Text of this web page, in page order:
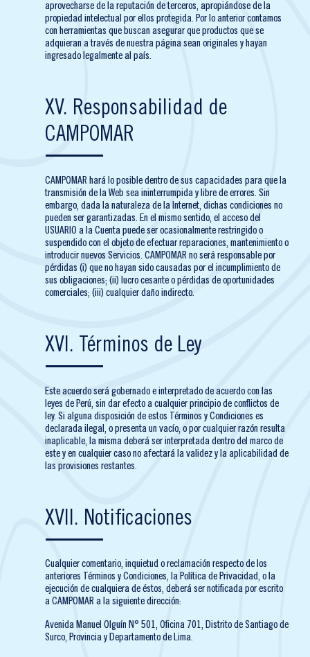
aprovecharse de la reputación de terceros, apropiándose de la
propiedad intelectual por ellos protegida. Por lo anterior contamos
con herramientas que buscan asegurar que productos que se
adquieran a través de nuestra página sean originales y hayan
ingresado legalmente al país.
XV. Responsabilidad de
CAMPOMAR
CAMPOMAR hará lo posible dentro de sus capacidades para que la
transmisión de la Web sea ininterrumpida y libre de errores. Sin
embargo, dada la naturaleza de la Internet, dichas condiciones no
pueden ser garantizadas. En el mismo sentido, el acceso del
USUARIO a la Cuenta puede ser ocasionalmente restringido o
suspendido con el objeto de efectuar reparaciones, mantenimiento o
introducir nuevos Servicios. CAMPOMAR no será responsable por
pérdidas (i) que no hayan sido causadas por el incumplimiento de
sus obligaciones; (ii) lucro cesante o pérdidas de oportunidades
comerciales; (iii) cualquier daño indirecto.
XVI. Términos de Ley
Este acuerdo será gobernado e interpretado de acuerdo con las
leyes de Perú, sin dar efecto a cualquier principio de conflictos de
ley. Si alguna disposición de estos Términos y Condiciones es
declarada ilegal, o presenta un vacío, o por cualquier razón resulta
inaplicable, la misma deberá ser interpretada dentro del marco de
este y en cualquier caso no afectará la validez y la aplicabilidad de
las provisiones restantes.
XVII. Notificaciones
Cualquier comentario, inquietud o reclamación respecto de los
anteriores Términos y Condiciones, la Política de Privacidad, o la
ejecución de cualquiera de éstos, deberá ser notificada por escrito
a CAMPOMAR a la siguiente dirección:
Avenida Manuel Olguín N° 501, Oficina 701, Distrito de Santiago de
Surco, Provincia y Departamento de Lima.